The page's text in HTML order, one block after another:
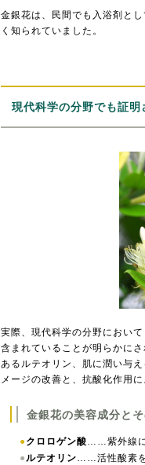
金銀花は、民間でも入浴剤と
く知られていました。
現代科学の分野でも証
実際、現代科学の分野におい
含まれていることが明らかに
あるルテオリン、肌に潤い与
メージの改善と、抗酸化作用
金銀花の美容成分と
クロロゲン酸……紫外線に
ルテオリン……活性酸素